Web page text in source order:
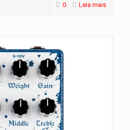
0 Leia mais